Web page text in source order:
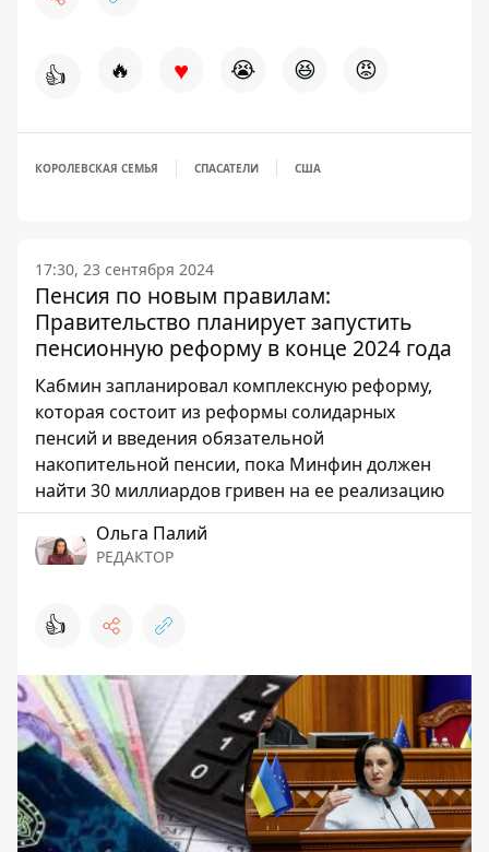
👍 🔥 ♥ 😭 😆 😡
КОРОЛЕВСКАЯ СЕМЬЯ СПАСАТЕЛИ США
17:30, 23 сентября 2024
Пенсия по новым правилам:
Правительство планирует запустить
пенсионную реформу в конце 2024 года
Кабмин запланировал комплексную реформу,
которая состоит из реформы солидарных
пенсий и введения обязательной
накопительной пенсии, пока Минфин должен
найти 30 миллиардов гривен на ее реализацию
Ольга Палий
РЕДАКТОР
👍